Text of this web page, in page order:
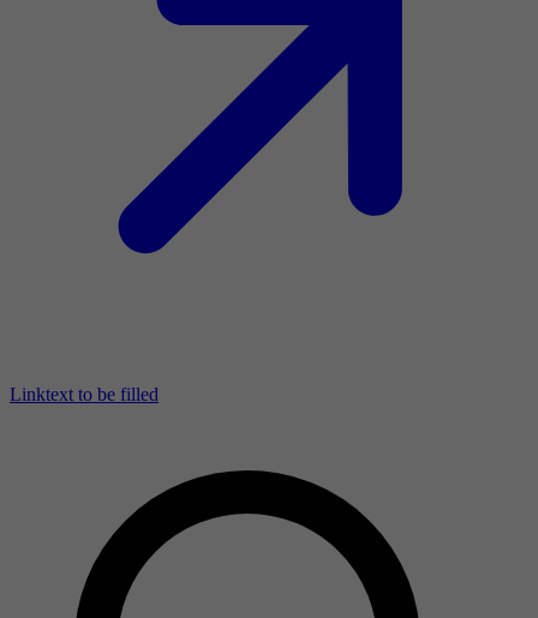
Linktext to be filled